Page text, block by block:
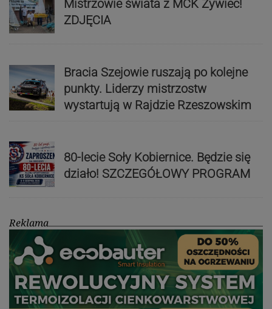
Mistrzowie świata z MCK Żywiec!
ZDJĘCIA
Bracia Szejowie ruszają po kolejne
punkty. Liderzy mistrzostw
wystartują w Rajdzie Rzeszowskim
80-lecie Soły Kobiernice. Będzie się
działo! SZCZEGÓŁOWY PROGRAM
Reklama